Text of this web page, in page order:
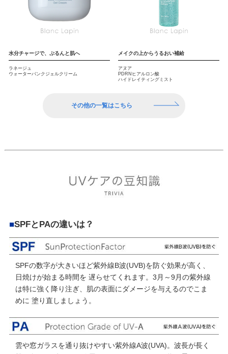
水分チャージで、ぷるんと肌へ
ラネージュ
ウォーターバンクジェルクリーム
メイクの上からうるおい補給
アヌア
PDRNヒアルロン酸
ハイドレイティングミスト
その他の一覧はこちら
■SPFとPAの違いは？
SPFの数字が大きいほど紫外線B波(UVB)を防ぐ効果が高く、
日焼けが始まる時間を 遅らせてくれます。3月～9月の紫外線
は特に強く降り注ぎ、肌の表面にダメージを与えるのでこま
めに 塗り直しましょう。
雲や窓ガラスを通り抜けやすい紫外線A波(UVA)。波長が長く